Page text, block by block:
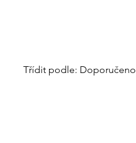
Třídit podle: Doporučeno